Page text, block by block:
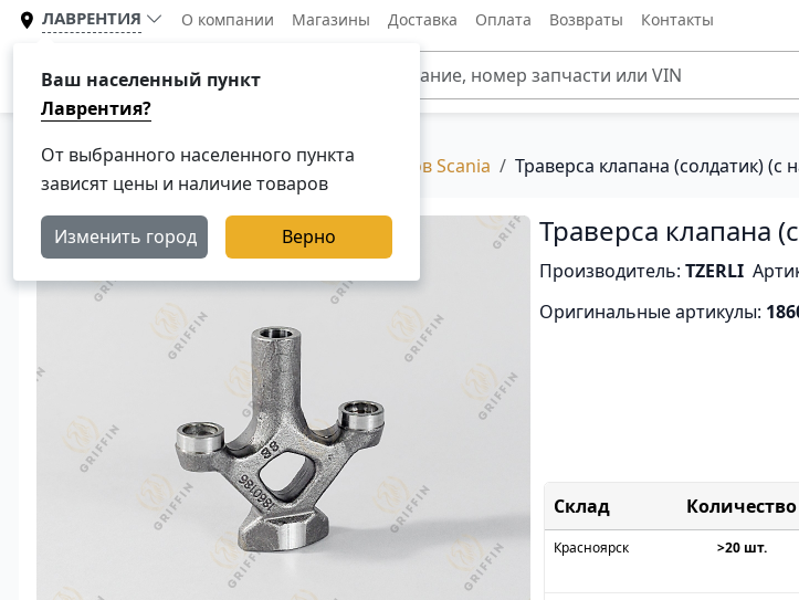
ЛАВРЕНТИЯ
Ваш населенный пункт
Лаврентия?
От выбранного населенного пункта
зависят цены и наличие товаров
Изменить город Верно
О компании Магазины Доставка Оплата Возвраты Контакты
Каталог
Главная Каталог Двигатели для грузовиков Scania Траверса клапана (солдатик)
Траверса клапана
Производитель:TZERLI
Оригинальные артикулы:
Склад
Красноярск >20 шт.